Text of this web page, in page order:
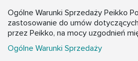
Ogólne Warunki Sprzedaży Peikko
zastosowanie do umów
przez Peikko, na mocy uzgodnień
Ogólne Warunki Sprzedaży